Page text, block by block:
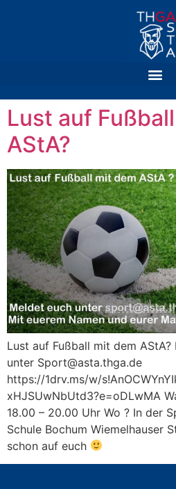
Lust auf
AStA?
Lust auf Fußball mit dem
unter Sport@asta.thga.de
https://1drv.ms/w/
xHJSUwNbUtd3?e=oDLwMA
18.00 – 20.00 Uhr Wo ? In der
Schule Bochum Wiemelhauser
schon auf euch